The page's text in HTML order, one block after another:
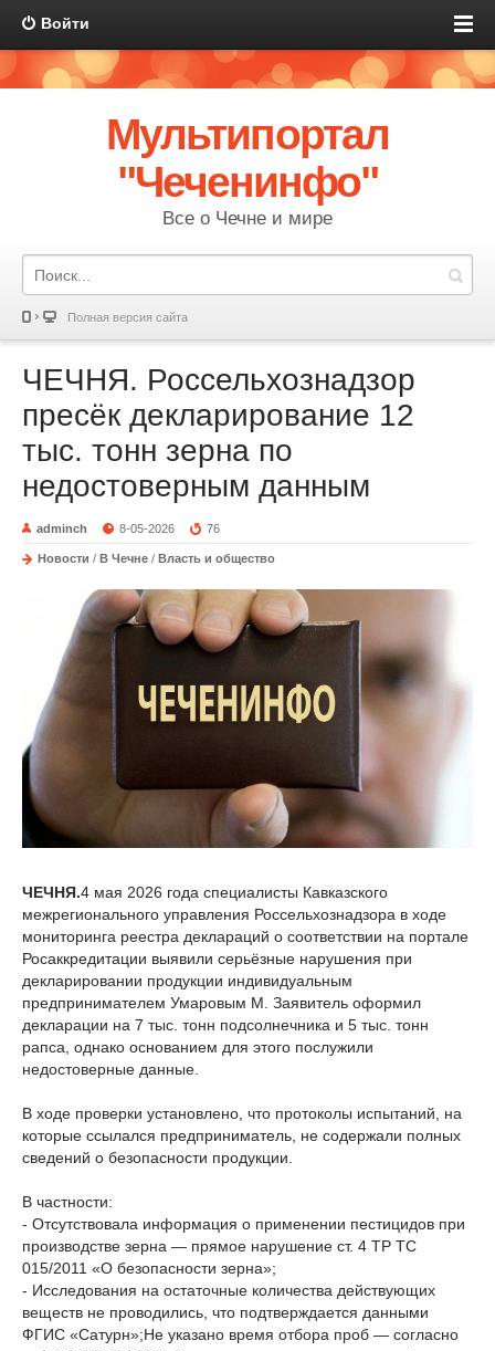
Войти
Мультипортал
"Чеченинфо"
Все о Чечне и мире
Полная версия сайта
ЧЕЧНЯ. Россельхознадзор
пресёк декларирование 12
тыс. тонн зерна по
недостоверным данным
adminch 8-05-2026 76
Новости / В Чечне / Власть и общество
ЧЕЧНЯ.4 мая 2026 года специалисты Кавказского
межрегионального управления Россельхознадзора в ходе
мониторинга реестра деклараций о соответствии на портале
Росаккредитации выявили серьёзные нарушения при
декларировании продукции индивидуальным
предпринимателем Умаровым М. Заявитель оформил
декларации на 7 тыс. тонн подсолнечника и 5 тыс. тонн
рапса, однако основанием для этого послужили
недостоверные данные.
В ходе проверки установлено, что протоколы испытаний, на
которые ссылался предприниматель, не содержали полных
сведений о безопасности продукции.
В частности:
- Отсутствовала информация о применении пестицидов при
производстве зерна — прямое нарушение ст. 4 ТР ТС
015/2011 «О безопасности зерна»;
- Исследования на остаточные количества действующих
веществ не проводились, что подтверждается данными
ФГИС «Сатурн»;Не указано время отбора проб — согласно